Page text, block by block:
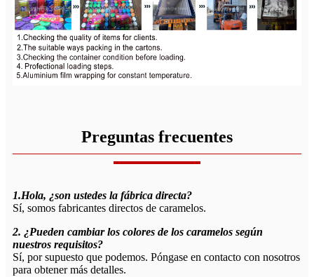
Preguntas frecuentes
1.Hola, ¿son ustedes la fábrica directa?
Sí, somos fabricantes directos de caramelos.
2. ¿Pueden cambiar los colores de los caramelos según
nuestros requisitos?
Sí, por supuesto que podemos. Póngase en contacto con nosotros
para obtener más detalles.